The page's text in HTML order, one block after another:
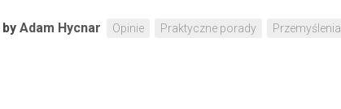
by Adam Hycnar Opinie Praktyczne porady Przemyślenia